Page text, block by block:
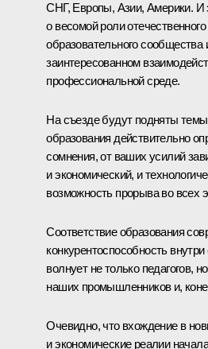
СНГ, Европы, Азии, Америки. И
о весомой роли
образовательного сообщества
заинтересованном
профессиональной среде.
На съезде будут подняты
образования действительно
сомнения, от ваших усилий
и экономический, и
возможность прорыва во всех
Соответствие образования
конкурентоспособность
волнует не только педагогов,
наших промышленников и,
Очевидно, что вхождение в
и экономические реалии